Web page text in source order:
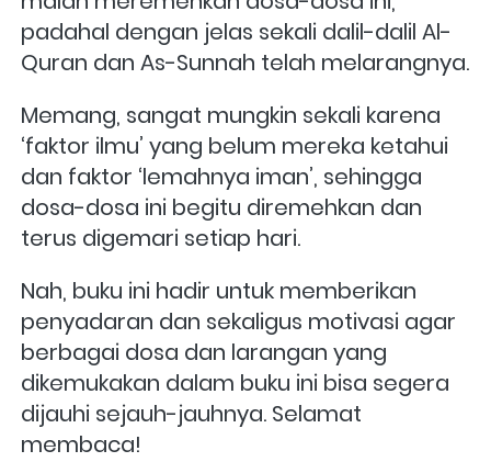
padahal dengan jelas sekali dalil-dalil Al-
Memang, sangat mungkin sekali karena
‘faktor ilmu’ yang belum mereka ketahui
dan faktor ‘lemahnya iman’, sehingga
dosa-dosa ini begitu diremehkan dan
terus digemari setiap hari.
Nah, buku ini hadir untuk memberikan
penyadaran dan sekaligus motivasi agar
berbagai dosa dan larangan yang
dikemukakan dalam buku ini bisa segera
dijauhi sejauh-jauhnya. Selamat
membaca!